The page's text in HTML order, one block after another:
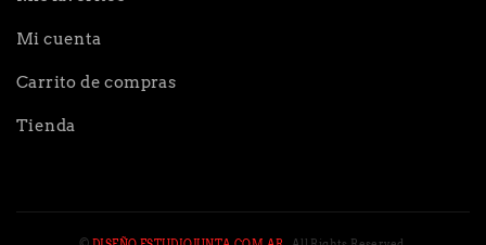
Mi cuenta
Carrito de compras
Tienda